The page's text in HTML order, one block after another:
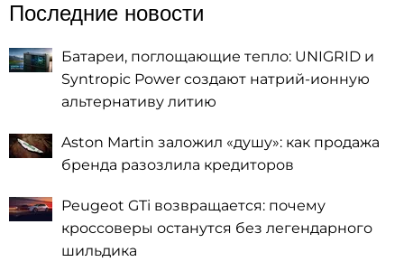
Последние новости
Батареи, поглощающие тепло: UNIGRID и
Syntropic Power создают натрий-ионную
альтернативу литию
Aston Martin заложил «душу»: как продажа
бренда разозлила кредиторов
Peugeot GTi возвращается: почему
кроссоверы останутся без легендарного
шильдика